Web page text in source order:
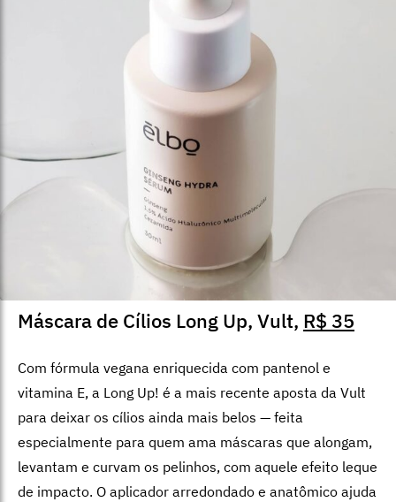
Máscara de Cílios Long Up, Vult, R$ 35
Com fórmula vegana enriquecida com pantenol e
vitamina E, a Long Up! é a mais recente aposta da Vult
para deixar os cílios ainda mais belos — feita
especialmente para quem ama máscaras que alongam,
levantam e curvam os pelinhos, com aquele efeito leque
de impacto. O aplicador arredondado e anatômico ajuda